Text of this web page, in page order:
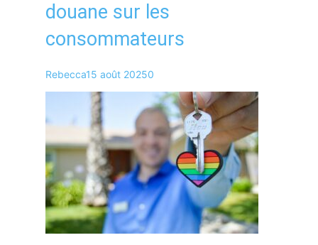
douane sur les
consommateurs
Rebecca15 août 20250